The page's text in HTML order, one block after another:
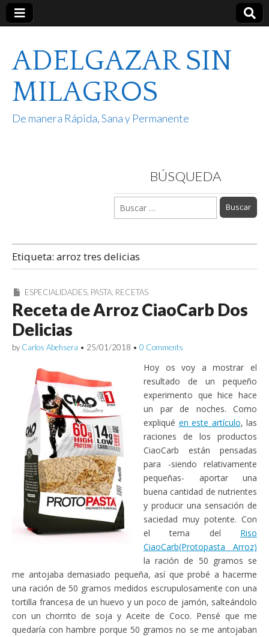
ADELGAZAR SIN
MILAGROS
De manera Rápida, Sana y Permanente
BÚSQUEDA
Buscar:
Etiqueta: arroz tres delicias
ESPECIALIDADES, PASTA, RECETAS
Receta de Arroz CiaoCarb Dos
Delicias
by Carlos Abehsera • 25/01/2018 • 0 Comments
Hoy os voy a mostrar el
resultado de un pequeño
experimento que hice hace
un par de noches. Como
expliqué en este artículo, las
raciones de los productos
CiaoCarb están pensadas
para -siendo relativamente
pequeñas- aportar una
buena cantidad de nutrientes
y producir una sensación de
saciedad muy potente. Con
el tema del Riso
CiaoCarb(Protopasta Arroz)
la ración de 50 gramos se
me antojaba demasiado pequeña, así que probé a hacerme
una ración de 50 gramos medidos escrupulosamente con una
tortilla francesa de un huevo y un poco de jamón, salteándolo
con un chorrito de soja y Aceite de Coco. Pensé que me
quedaría con hambre porque 50 gramos no se me antojaban